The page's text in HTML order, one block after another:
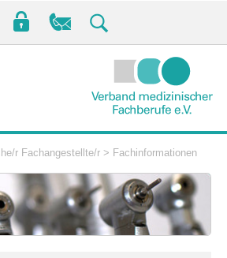
r Fachangestellte/r > Fachinformationen